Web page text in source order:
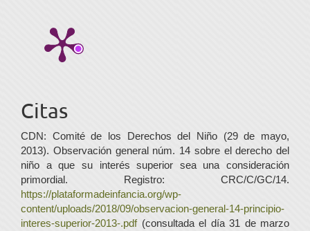
Citas
CDN: Comité de los Derechos del Niño (29 de mayo,
2013). Observación general núm. 14 sobre el derecho del
niño a que su interés superior sea una consideración
primordial. Registro: CRC/C/GC/14.
https://plataformadeinfancia.org/wp-
content/uploads/2018/09/observacion-general-14-principio-
interes-superior-2013-.pdf(consultada el día 31 de marzo